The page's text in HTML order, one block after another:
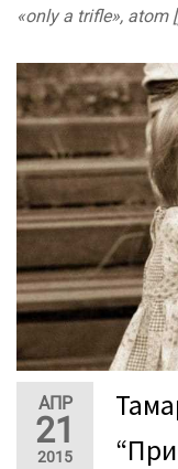
«only a trifle», atom
АПР
21
2015